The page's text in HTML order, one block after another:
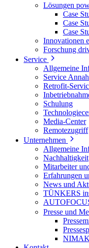
Lösungen
Case
Case
Case
Innovationen
Forschung
Service
Allgemeine
Service
Retrofit-
Schulung
Media-Center
Remotezugriff
Unternehmen
Allgemeine
Nachhaltigkeit
Mitarbeiter
Erfahrungen
News und
TÜNKERS
Presse und
NIMAK